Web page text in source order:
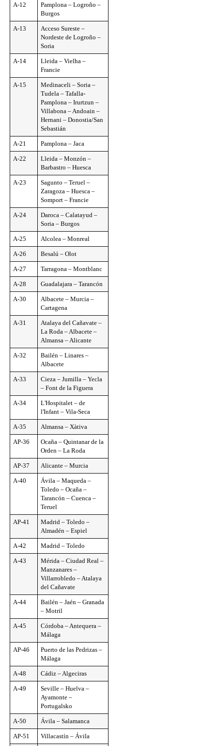
A-12
Pamplona – Logroño –
Burgos
A-13
Acceso Sureste –
Nordeste de Logroño –
Soria
A-14
Lleida – Vielha –
Francie
A-15
Medinaceli – Soria –
Tudela – Tafalla-
Pamplona – Irurtzun –
Villabona – Andoain –
Hernani – Donostia/San
Sebastián
A-21 Pamplona – Jaca
A-22
Lleida – Monzón –
Barbastro – Huesca
A-23
Sagunto – Teruel –
Zaragoza – Huesca –
Somport – Francie
A-24
Daroca – Calatayud –
Soria – Burgos
A-25 Alcolea – Monreal
A-26 Besalú – Olot
A-27 Tarragona – Montblanc
A-28 Guadalajara – Tarancón
A-30
Albacete – Murcia –
Cartagena
A-31
Atalaya del Cañavate –
La Roda – Albacete –
Almansa – Alicante
A-32
Bailén – Linares –
Albacete
A-33
Cieza – Jumilla – Yecla
– Font de la Figuera
A-34
L'Hospitalet – de
l'Infant – Vila-Seca
A-35 Almansa – Xàtiva
AP-36
Ocaña – Quintanar de la
Orden – La Roda
AP-37 Alicante – Murcia
A-40
Ávila – Maqueda –
Toledo – Ocaña –
Tarancón – Cuenca –
Teruel
AP-41
Madrid – Toledo –
Almadén – Espiel
A-42 Madrid – Toledo
A-43
Mérida – Ciudad Real –
Manzanares –
Villarrobledo – Atalaya
del Cañavate
A-44
Bailén – Jaén – Granada
– Motril
A-45
Córdoba – Antequera –
Málaga
AP-46
Puerto de las Pedrizas –
Málaga
A-48 Cádiz – Algeciras
A-49
Seville – Huelva –
Ayamonte –
Portugalsko
A-50 Ávila – Salamanca
AP-51 Villacastín – Ávila